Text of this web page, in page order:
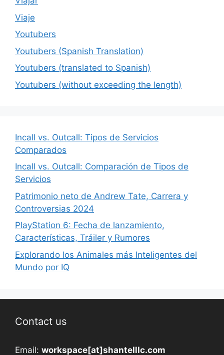
Viaje
Youtubers
Youtubers (Spanish Translation)
Youtubers (translated to Spanish)
Youtubers (without exceeding the length)
Incall vs. Outcall: Tipos de Servicios
Comparados
Incall vs. Outcall: Comparación de Tipos de
Servicios
Patrimonio neto de Andrew Tate, Carrera y
Controversias 2024
PlayStation 6: Fecha de lanzamiento,
Características, Tráiler y Rumores
Explorando los Animales más Inteligentes del
Mundo por IQ
Contact us
Email: workspace[at]shantelllc.com